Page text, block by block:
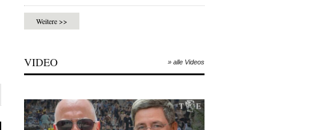
Weitere >>
VIDEO » alle Videos